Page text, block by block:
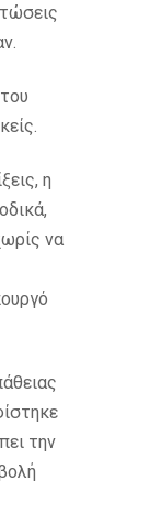
η
να
την